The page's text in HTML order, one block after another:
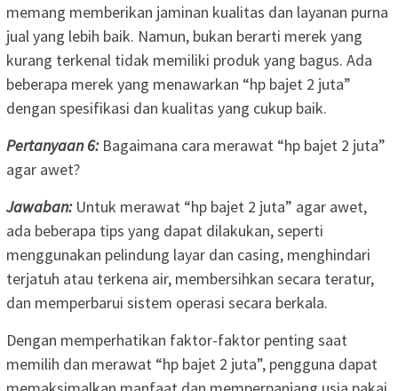
memang memberikan jaminan kualitas dan layanan purna
jual yang lebih baik. Namun, bukan berarti merek yang
kurang terkenal tidak memiliki produk yang bagus. Ada
beberapa merek yang menawarkan “hp bajet 2 juta”
dengan spesifikasi dan kualitas yang cukup baik.
Pertanyaan 6:Bagaimana cara merawat “hp bajet 2 juta”
agar awet?
Jawaban:Untuk merawat “hp bajet 2 juta” agar awet,
ada beberapa tips yang dapat dilakukan, seperti
menggunakan pelindung layar dan casing, menghindari
terjatuh atau terkena air, membersihkan secara teratur,
dan memperbarui sistem operasi secara berkala.
Dengan memperhatikan faktor-faktor penting saat
memilih dan merawat “hp bajet 2 juta”, pengguna dapat